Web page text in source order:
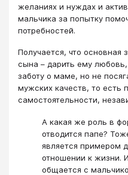
желаниях и нуждах и
мальчика за попытку
потребностей.
Получается, что основная
сына – дарить ему
заботу о маме, но не
мужских качеств, то есть
самостоятельности,
А какая же роль в
отводится папе?
является примером
отношении к жизни.
общается с